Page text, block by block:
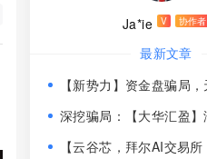
Ja*ie V 协作者
最新文章